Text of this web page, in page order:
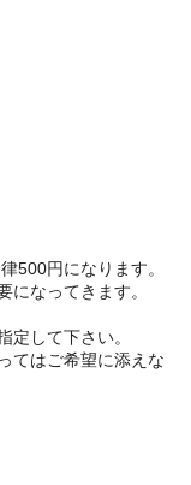
500円になります。
なってきます。
して下さい。
てはご希望に添えな